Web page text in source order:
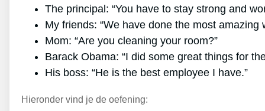
The principal: “You have to stay strong and
My friends: “We have done the most amazing
Mom: “Are you cleaning your room?”
Barack Obama: “I did some great things for
His boss: “He is the best employee I have.”
Hieronder vind je de oefening: